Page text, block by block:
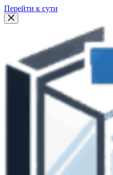
Перейти к сути